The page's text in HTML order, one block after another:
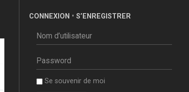
CONNEXION • S’ENREGISTRER
Se souvenir de moi